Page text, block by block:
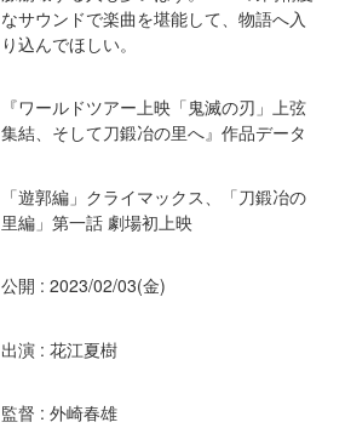
なサウンドで楽曲を堪能して、物語へ入
り込んでほしい。
『ワールドツアー上映「鬼滅の刃」上弦
集結、そして刀鍛冶の里へ』作品データ
「遊郭編」クライマックス、「刀鍛冶の
里編」第一話 劇場初上映
公開 : 2023/02/03(金)
出演 : 花江夏樹
監督 : 外崎春雄